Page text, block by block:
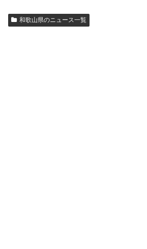
和歌山県のニュース一覧